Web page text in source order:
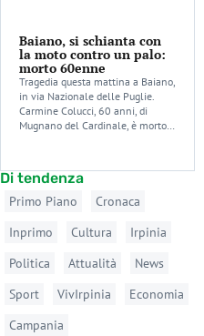
Baiano, si schianta con
la moto contro un palo:
morto 60enne
Tragedia questa mattina a Baiano,
in via Nazionale delle Puglie.
Carmine Colucci, 60 anni, di
Mugnano del Cardinale, è morto…
Di tendenza
Primo Piano
Cronaca
Inprimo
Cultura
Irpinia
Politica
Attualità
News
Sport
VivIrpinia
Economia
Campania